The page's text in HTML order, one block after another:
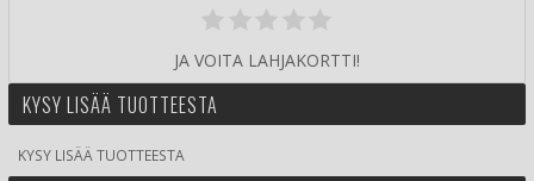
JA VOITA LAHJAKORTTI!
KYSY LISÄÄ TUOTTEESTA
KYSY LISÄÄ TUOTTEESTA